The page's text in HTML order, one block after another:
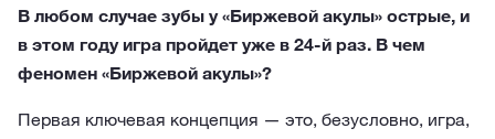
В любом случае зубы у «Биржевой акулы» острые, и
в этом году игра пройдет уже в 24-й раз. В чем
феномен «Биржевой акулы»?
Первая ключевая концепция — это, безусловно, игра,